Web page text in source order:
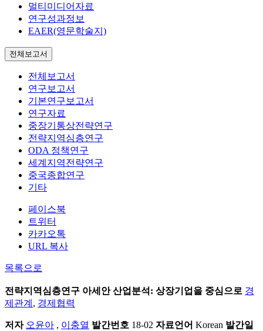
멀티미디어자료
연구성과정보
EAER(영문학술지)
전체보고서
전체보고서
연구보고서
기본연구보고서
연구자료
중장기통상전략연구
전략지역심층연구
ODA 정책연구
세계지역전략연구
중국종합연구
기타
페이스북
트위터
카카오톡
URL 복사
목록으로
전략지역심층연구 아세안 산업분석: 상장기업을 중심으로 경
제관계 , 경제협력
저자 오윤아 , 이충열 발간번호 18-02 자료언어 Korean 발간일